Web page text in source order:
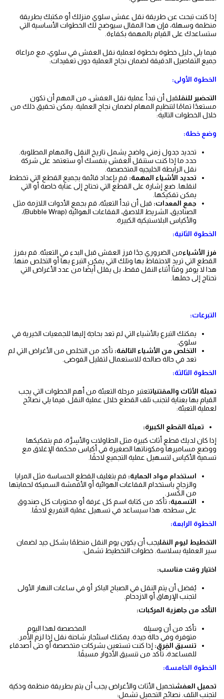
إذا كنت تبحث عن طريقة نقل عفش سلوي منزلك أو مكتبك بطريقة
منظمة وسهلة، فإن هذا المقال سيوضح لك الخطوات الأساسية التي
ستساعدك على القيام بالمهمة بكفاءة.
فيما يلي دليل خطوة بخطوة لعملية نقل العفش في سلوي، مع مراعاة
جميع التفاصيل الدقيقة لضمان نجاح العملية دون تعقيدات:
الخطوة الأولى:
التحضير للنقلقبل أن تبدأ عملية نقل العفش، من المهم أن تكون
مستعدًا تمامًا لتنظيم المهام لضمان نجاح العملية. يمكن تحقيق ذلك من
خلال الخطوات التالية:
وضع خطة:
تحديد جدول زمني واضح يشمل تاريخ النقل والمهام المطلوبة.
حدد ما إذا كنت ستنقل العفش بنفسك أو ستعتمد على شركة
نقل الرابطة الخليجيه المتخصصة.
تحديد الأشياء المهمة: قم بإعداد قائمة بجميع القطع التي تخطط
لنقلها. ضع إشارة على القطع التي تحتاج إلى عناية خاصة أو التي
يمكن تفكيكها.
جمع المعدات: قبل أن تبدأ التعبئة، قم بجمع الأدوات اللازمة مثل
الصناديق، الشريط اللاصق، الفقاعات الهوائية (Bubble Wrap)،
والأكياس البلاستيكية الكبيرة.
الخطوة الثانية:
فرز الأشياءمن الضروري جدًا فرز العفش قبل البدء في التعبئة. قم بفرز
القطع التي تريد الاحتفاظ بها وتلك التي يمكن التبرع بها أو التخلص منها.
هذا لا يوفر وقتًا أثناء النقل فقط، بل يقلل أيضًا من عدد الأغراض التي
تحتاج إلى حملها.
التبرعات:
يمكنك التبرع بالأشياء التي لم تعد بحاجة إليها للجمعيات الخيرية في
سلوي.
التخلص من الأشياء التالفة: تأكد من التخلص من الأغراض التي لم
تعد في حالة صالحة للاستعمال لتقليل الفوضى.
الخطوة الثالثة:
تعبئة الأثاث والمقتنياتتعتبر مرحلة التعبئة من أهم الخطوات التي يجب
القيام بها بعناية لتجنب تلف القطع خلال عملية النقل. فيما يلي نصائح
لعملية التعبئة:
تعبئة القطع الكبيرة:
إذا كان لديك قطع أثاث كبيرة مثل الطاولات والأسِرَّة، قم بتفكيكها
ووضع مساميرها ومكوناتها الصغيرة في أكياس محكمة الإغلاق مع
تسمية الأكياس لتسهيل عملية التجميع لاحقًا.
استخدام مواد الحماية: قم بتغليف القطع الحساسة مثل المرايا
والزجاج باستخدام الفقاعات الهوائية أو الأقمشة السميكة لحمايتها
من الكسر.
التسمية: تأكد من كتابة اسم كل غرفة أو محتويات كل صندوق
على سطحه. هذا سيساعد في تسهيل عملية التفريغ لاحقًا.
الخطوة الرابعة:
التخطيط ليوم النقليجب أن يكون يوم النقل منظمًا بشكل جيد لضمان
سير العملية بسلاسة. خطوات التخطيط تشمل:
اختيار وقت مناسب:
يُفضل أن يتم النقل في الصباح الباكر أو في ساعات النهار الأولى
لتجنب الإرهاق أو الازدحام.
التأكد من جاهزية المركبات:
تأكد من أن وسيلة
المخصصة لهذا اليوم
متوفرة وفي حالة جيدة. يمكنك استئجار شاحنة نقل إذا لزم الأمر.
تنسيق الفِرق: إذا كنت تستعين بشركات متخصصة أو حتى أصدقاء
للمساعدة، تأكد من تنسيق الأدوار مسبقًا.
الخطوة الخامسة:
تحميل العفشتحميل الأثاث والأغراض يجب أن يتم بطريقة منظمة وذكية
لتجنب التلف. نصائح التحميل تشمل: